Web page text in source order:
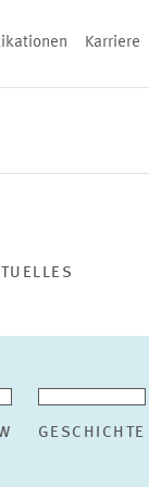
Karriere
GESCHICHTE